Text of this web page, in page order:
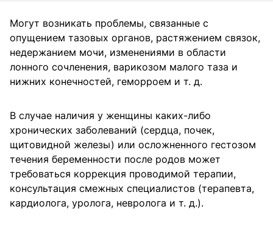
Могут возникать проблемы, связанные с
опущением тазовых органов, растяжением связок,
недержанием мочи, изменениями в области
лонного сочленения, варикозом малого таза и
нижних конечностей, геморроем и т. д.
В случае наличия у женщины каких-либо
хронических заболеваний (сердца, почек,
щитовидной железы) или осложненного гестозом
течения беременности после родов может
требоваться коррекция проводимой терапии,
консультация смежных специалистов (терапевта,
кардиолога, уролога, невролога и т. д.).